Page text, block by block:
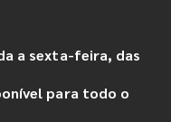
a sexta-feira, das
para todo o